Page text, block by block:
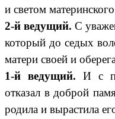
и светом
2-й ведущий.С
который до седых
матери своей и
1-й ведущий.И с
отказал в доброй
родила и вырастила